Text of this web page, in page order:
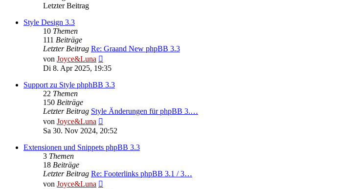
Letzter Beitrag
Style Design 3.3
10 Themen
111 Beiträge
Letzter Beitrag Re: Graand New phpBB 3.3
von Joyce&Luna
Beitrag
Di 8. Apr 2025, 19:35
Support zu Style phphBB 3.3
22 Themen
150 Beiträge
Letzter Beitrag Style Änderungen für phpBB 3.…
von Joyce&Luna
Beitrag
Sa 30. Nov 2024, 20:52
Extensionen und Snippets phpBB 3.3
3 Themen
18 Beiträge
Letzter Beitrag Re: Footerlinks phpBB 3.1 / 3…
von Joyce&Luna